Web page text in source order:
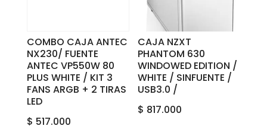
COMBO CAJA ANTEC
NX230/ FUENTE
ANTEC VP550W 80
PLUS WHITE / KIT 3
FANS ARGB + 2 TIRAS
LED
$ 517.000
CAJA NZXT
PHANTOM 630
WINDOWED EDITION /
WHITE‎ / ‎SIN‎FUENTE ‎/
‎USB‎3.0‎ /
$ 817.000